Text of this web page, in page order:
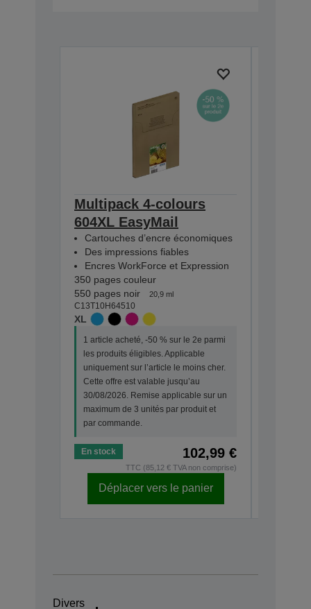
Multipack 4-colours
604XL EasyMail
Cartouches d’encre économiques
Des impressions fiables
Encres WorkForce et Expression
350 pages couleur
550 pages noir
20,9 ml
C13T10H64510
XL
1 article acheté, -50 % sur le 2e parmi
les produits éligibles. Applicable
uniquement sur l’article le moins cher.
Cette offre est valable jusqu’au
30/08/2026. Remise applicable sur un
maximum de 3 unités par produit et
par commande.
En stock 102,99 €
TTC (85,12 € TVA non comprise)
Déplacer vers le panier
Divers